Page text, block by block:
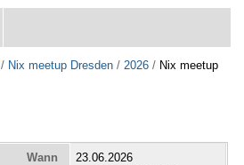
/ Nix meetup Dresden /2026 / Nix meetup
Wann
23.06.2026